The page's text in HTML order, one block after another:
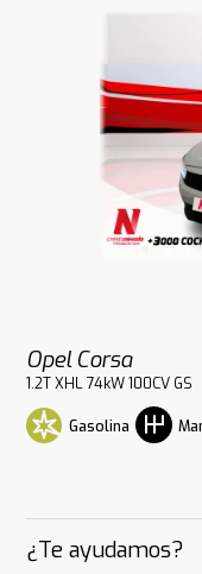
Opel Corsa
1.2T XHL 74kW 100CV GS
Gasolina
¿Te ayudamos?